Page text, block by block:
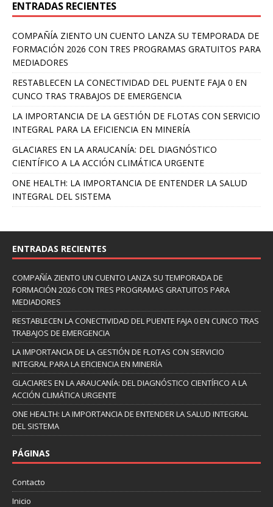
ENTRADAS RECIENTES
COMPAÑÍA ZIENTO UN CUENTO LANZA SU TEMPORADA DE
FORMACIÓN 2026 CON TRES PROGRAMAS GRATUITOS PARA
MEDIADORES
RESTABLECEN LA CONECTIVIDAD DEL PUENTE FAJA 0 EN
CUNCO TRAS TRABAJOS DE EMERGENCIA
LA IMPORTANCIA DE LA GESTIÓN DE FLOTAS CON SERVICIO
INTEGRAL PARA LA EFICIENCIA EN MINERÍA
GLACIARES EN LA ARAUCANÍA: DEL DIAGNÓSTICO
CIENTÍFICO A LA ACCIÓN CLIMÁTICA URGENTE
ONE HEALTH: LA IMPORTANCIA DE ENTENDER LA SALUD
INTEGRAL DEL SISTEMA
ENTRADAS RECIENTES
COMPAÑÍA ZIENTO UN CUENTO LANZA SU TEMPORADA DE
FORMACIÓN 2026 CON TRES PROGRAMAS GRATUITOS PARA
MEDIADORES
RESTABLECEN LA CONECTIVIDAD DEL PUENTE FAJA 0 EN CUNCO TRAS
TRABAJOS DE EMERGENCIA
LA IMPORTANCIA DE LA GESTIÓN DE FLOTAS CON SERVICIO
INTEGRAL PARA LA EFICIENCIA EN MINERÍA
GLACIARES EN LA ARAUCANÍA: DEL DIAGNÓSTICO CIENTÍFICO A LA
ACCIÓN CLIMÁTICA URGENTE
ONE HEALTH: LA IMPORTANCIA DE ENTENDER LA SALUD INTEGRAL
DEL SISTEMA
PÁGINAS
Contacto
Inicio